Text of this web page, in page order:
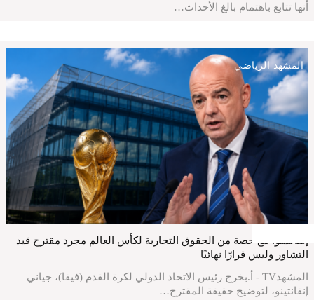
أنها تتابع باهتمام بالغ الأحداث…
المشهد الرياضي
إنفانتينو: بيع حصة من الحقوق التجارية لكأس العالم مجرد مقترح قيد
التشاور وليس قرارًا نهائيًا
المشهدTV - أ.بخرج رئيس الاتحاد الدولي لكرة القدم (فيفا)، جياني
إنفانتينو، لتوضيح حقيقة المقترح…